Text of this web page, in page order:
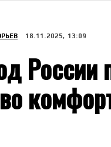
18.11.2025, 13:09